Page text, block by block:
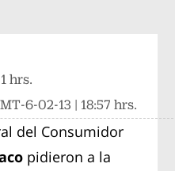
Email
mediante Facebook
actual mediante Twitter
actual mediante
hrs.
6-02-13 | 18:57 hrs.
del Consumidor
pidieron a la